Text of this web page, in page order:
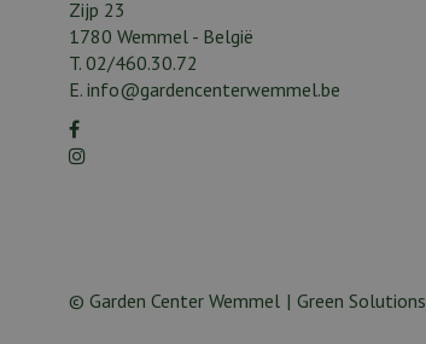
Zijp 23
1780 Wemmel - België
T. 02/460.30.72
E. info@gardencenterwemmel.be
© Garden Center Wemmel Green Solutions